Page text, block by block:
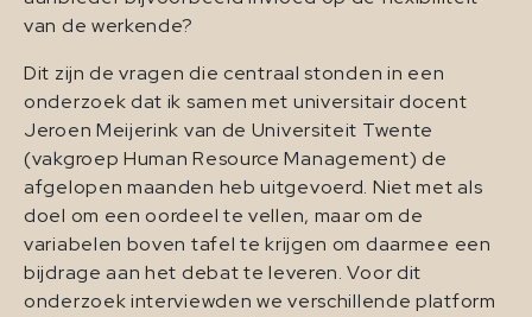
van de werkende?
Dit zijn de vragen die centraal stonden in een
onderzoek dat ik samen met universitair docent
Jeroen Meijerink van de Universiteit Twente
(vakgroep Human Resource Management) de
afgelopen maanden heb uitgevoerd. Niet met als
doel om een oordeel te vellen, maar om de
variabelen boven tafel te krijgen om daarmee een
bijdrage aan het debat te leveren. Voor dit
onderzoek interviewden we verschillende platform